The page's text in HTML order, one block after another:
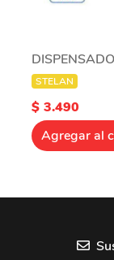
STELAN
$ 3.490
Agregar al